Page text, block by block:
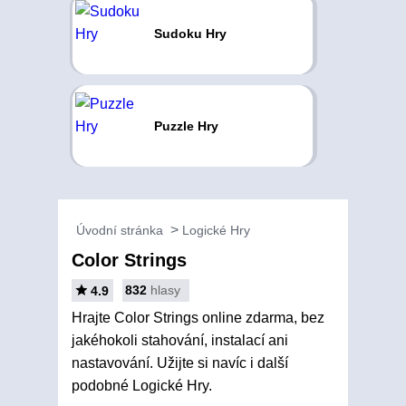
Sudoku Hry
Puzzle Hry
Úvodní stránka Logické Hry
Color Strings
4.9 832 hlasy
Hrajte Color Strings online zdarma, bez
jakéhokoli stahování, instalací ani
nastavování. Užijte si navíc i další
podobné Logické Hry.